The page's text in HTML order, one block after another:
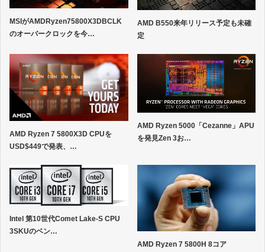
MSIがAMDRyzen75800X3DBCLK
のオーバークロックを今…
AMD B550来年リリース予定も未確
定
AMD Ryzen 7 5800X3D CPUを
USD$449で発表、…
AMD Ryzen 5000「Cezanne」APU
を発見Zen 3お…
Intel 第10世代Comet Lake-S CPU
3SKUのベン…
AMD Ryzen 7 5800H 8コア